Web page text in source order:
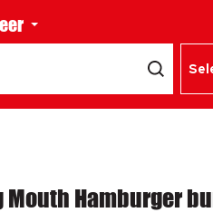
Mouth Hamburger